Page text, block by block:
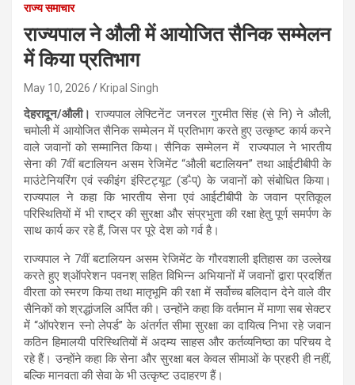
राज्य समाचार
राज्यपाल ने औली में आयोजित सैनिक सम्मेलन
में किया प्रतिभाग
May 10, 2026 Kripal Singh
देहरादून/औली। राज्यपाल लेफ्टिनेंट जनरल गुरमीत सिंह (से नि) ने औली,
चमोली में आयोजित सैनिक सम्मेलन में प्रतिभाग करते हुए उत्कृष्ट कार्य करने
वाले जवानों को सम्मानित किया। सैनिक सम्मेलन में राज्यपाल ने भारतीय
सेना की 7वीं बटालियन असम रेजिमेंट “औली बटालियन” तथा आईटीबीपी के
माउंटेनियरिंग एवं स्कीइंग इंस्टिट्यूट (ड-ैप्) के जवानों को संबोधित किया।
राज्यपाल ने कहा कि भारतीय सेना एवं आईटीबीपी के जवान प्रतिकूल
परिस्थितियों में भी राष्ट्र की सुरक्षा और संप्रभुता की रक्षा हेतु पूर्ण समर्पण के
साथ कार्य कर रहे हैं, जिस पर पूरे देश को गर्व है।
राज्यपाल ने 7वीं बटालियन असम रेजिमेंट के गौरवशाली इतिहास का उल्लेख
करते हुए श्ऑपरेशन पवनश् सहित विभिन्न अभियानों में जवानों द्वारा प्रदर्शित
वीरता को स्मरण किया तथा मातृभूमि की रक्षा में सर्वोच्च बलिदान देने वाले वीर
सैनिकों को श्रद्धांजलि अर्पित की। उन्होंने कहा कि वर्तमान में माणा सब सेक्टर
में “ऑपरेशन स्नो लेपर्ड” के अंतर्गत सीमा सुरक्षा का दायित्व निभा रहे जवान
कठिन हिमालयी परिस्थितियों में अदम्य साहस और कर्तव्यनिष्ठा का परिचय दे
रहे हैं। उन्होंने कहा कि सेना और सुरक्षा बल केवल सीमाओं के प्रहरी ही नहीं,
बल्कि मानवता की सेवा के भी उत्कृष्ट उदाहरण हैं।